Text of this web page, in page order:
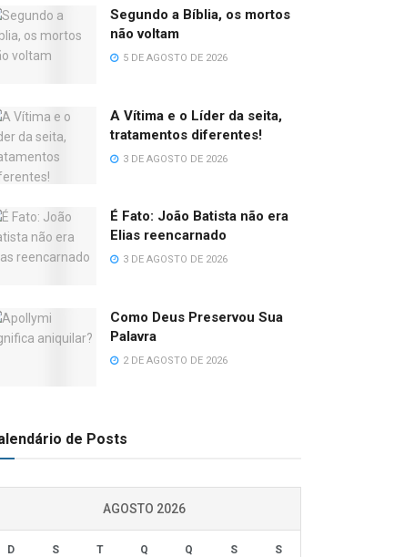
Segundo a Bíblia, os mortos
não voltam
5 DE AGOSTO DE 2026
A Vítima e o Líder da seita,
tratamentos diferentes!
3 DE AGOSTO DE 2026
É Fato: João Batista não era
Elias reencarnado
3 DE AGOSTO DE 2026
Como Deus Preservou Sua
Palavra
2 DE AGOSTO DE 2026
de Posts
AGOSTO 2026
D S T Q Q S S